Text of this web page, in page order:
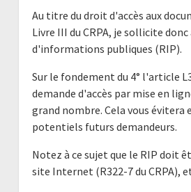
Au titre du droit d'accès aux
Livre III du CRPA, je sollicite
d'informations publiques (RIP).
Sur le fondement du 4° l'article
demande d'accès par mise en
grand nombre. Cela vous
potentiels futurs demandeurs.
Notez à ce sujet que le RIP doit
site Internet (R322-7 du CRPA),